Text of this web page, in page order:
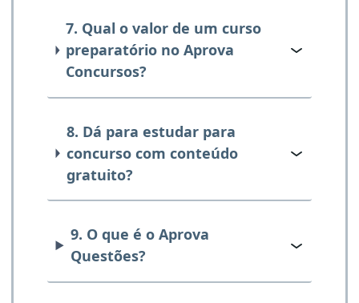
7. Qual o valor de um curso
preparatório no Aprova
Concursos?
8. Dá para estudar para
concurso com conteúdo
gratuito?
9. O que é o Aprova
Questões?